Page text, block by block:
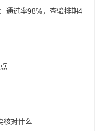
通过率98%，查验排期4
核对什么